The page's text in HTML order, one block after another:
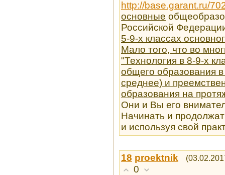
http://base.garant.ru/
основные
Российской
5-9-х классах
Мало того, что во
"Технология в 8-9-х
общего образования
среднее) и
образования на
Они и Вы его
Начинать и
и используя свой
18 proektnik
0